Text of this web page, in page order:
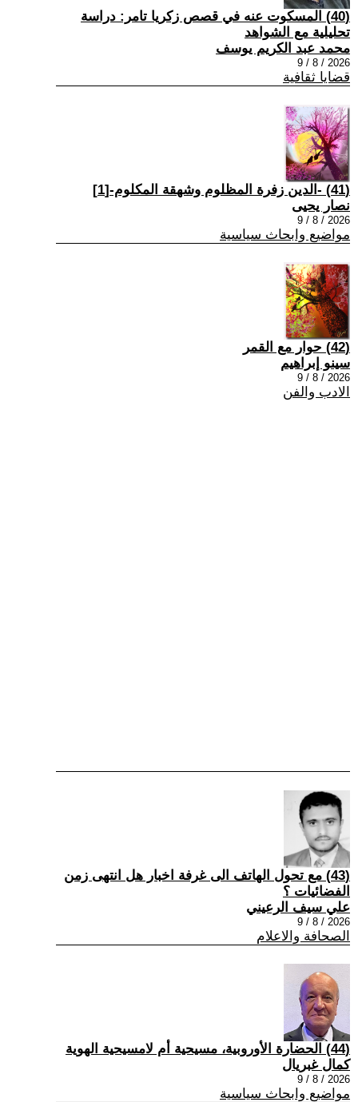
(40) المسكوت عنه في قصص زكريا تامر: دراسة
تحليلية مع الشواهد
محمد عبد الكريم يوسف
2026 / 8 / 9
قضايا ثقافية
(41) -الدين زفرة المظلوم وشهقة المكلوم-[1]
نصار يحيى
2026 / 8 / 9
مواضيع وابحاث سياسية
(42) حوار مع القمر
سينو إبراهيم
2026 / 8 / 9
الادب والفن
(43) مع تحول الهاتف الى غرفة اخبار هل انتهى زمن
الفضائيات ؟
علي سيف الرعيني
2026 / 8 / 9
الصحافة والاعلام
(44) الحضارة الأوروبية، مسيحية أم لامسيحية الهوية
كمال غبريال
2026 / 8 / 9
مواضيع وابحاث سياسية